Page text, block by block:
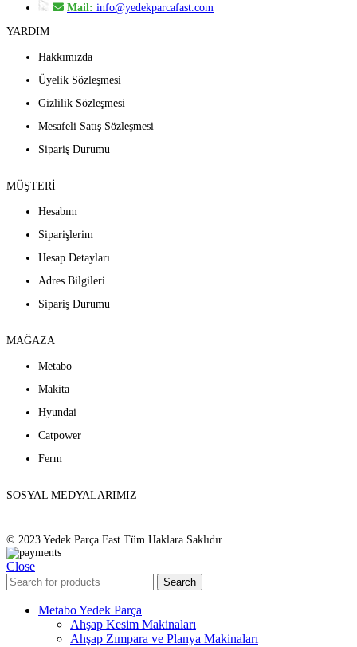
Mail: info@yedekparcafast.com
YARDIM
Hakkımızda
Üyelik Sözleşmesi
Gizlilik Sözleşmesi
Mesafeli Satış Sözleşmesi
Sipariş Durumu
MÜŞTERİ
Hesabım
Siparişlerim
Hesap Detayları
Adres Bilgileri
Sipariş Durumu
MAĞAZA
Metabo
Makita
Hyundai
Catpower
Ferm
SOSYAL MEDYALARIMIZ
© 2023 Yedek Parça Fast Tüm Haklara Saklıdır.
Close
Search
Metabo Yedek Parça
Ahşap Kesim Makinaları
Ahşap Zımpara ve Planya Makinaları